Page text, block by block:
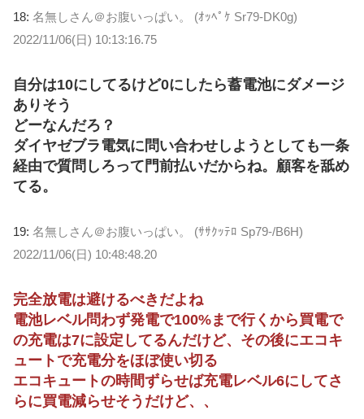
18: 名無しさん＠お腹いっぱい。 (ｵｯﾍﾟｹ Sr79-DK0g)
2022/11/06(日) 10:13:16.75
自分は10にしてるけど0にしたら蓄電池にダメージ
ありそう
どーなんだろ？
ダイヤゼブラ電気に問い合わせしようとしても一条
経由で質問しろって門前払いだからね。顧客を舐め
てる。
19: 名無しさん＠お腹いっぱい。 (ｻｻｸｯﾃﾛ Sp79-/B6H)
2022/11/06(日) 10:48:48.20
完全放電は避けるべきだよね
電池レベル問わず発電で100%まで行くから買電で
の充電は7に設定してるんだけど、その後にエコキ
ュートで充電分をほぼ使い切る
エコキュートの時間ずらせば充電レベル6にしてさ
らに買電減らせそうだけど、、